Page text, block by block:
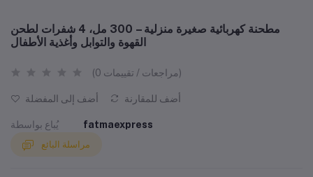
مطحنة كهربائية صغيرة منزلية – 300 مل، 4 شفرات لطحن
القهوة والتوابل وأغذية الأطفال
(0 مراجعات / تقييمات)
أضف إلى المفضلة أضف للمقارنة
يُباع بواسطة fatmaexpress
مراسلة البائع